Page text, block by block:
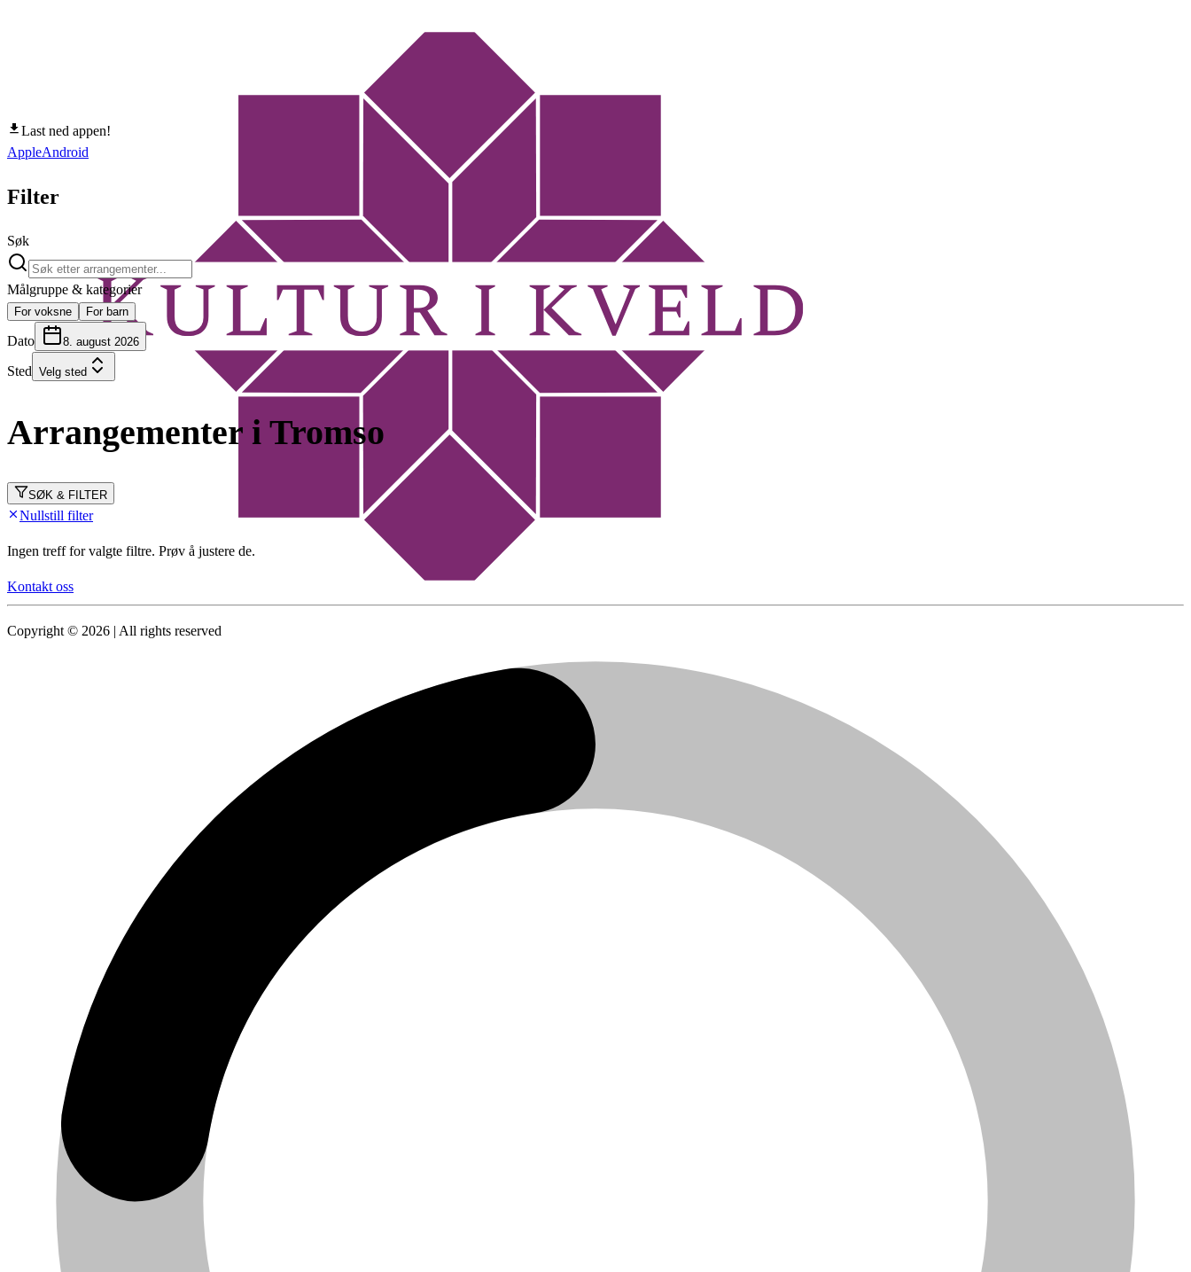
Last ned appen!
AppleAndroid
Filter
Søk
Målgruppe & kategorier
For voksne For barn
Dato 8. august 2026
Sted Velg sted
Arrangementer i Tromso
SØK & FILTER
Nullstill filter
Ingen treff for valgte filtre. Prøv å justere de.
Kontakt oss
Copyright © 2026 | All rights reserved